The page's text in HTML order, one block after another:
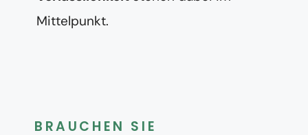
Mittelpunkt.
BRAUCHEN SIE